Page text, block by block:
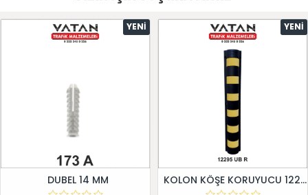
YENI
DUBEL 14 MM
YENI
KOLON KÖŞE KORUYUCU 12295 UB R